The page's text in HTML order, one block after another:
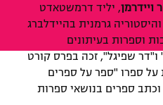
ויידרמן, יליד דרמשטאדט
גרמנית בהיידלברג
וספרות בעיתונים
ו"דר שפיגל", זכה בפרס קורט
על ספרו "ספר על ספרים
וכתב ספרים בנושאי ספרות